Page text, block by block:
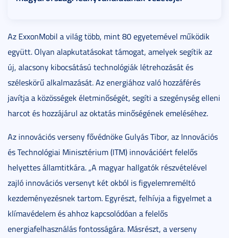
Az ExxonMobil a világ több, mint 80 egyetemével működik
együtt. Olyan alapkutatásokat támogat, amelyek segítik az
új, alacsony kibocsátású technológiák létrehozását és
széleskörű alkalmazását. Az energiához való hozzáférés
javítja a közösségek életminőségét, segíti a szegénység elleni
harcot és hozzájárul az oktatás minőségének emeléséhez.
Az innovációs verseny fővédnöke Gulyás Tibor, az Innovációs
és Technológiai Minisztérium (ITM) innovációért felelős
helyettes államtitkára. „A magyar hallgatók részvételével
zajló innovációs versenyt két okból is figyelemreméltó
kezdeményezésnek tartom. Egyrészt, felhívja a figyelmet a
klímavédelem és ahhoz kapcsolódóan a felelős
energiafelhasználás fontosságára. Másrészt, a verseny